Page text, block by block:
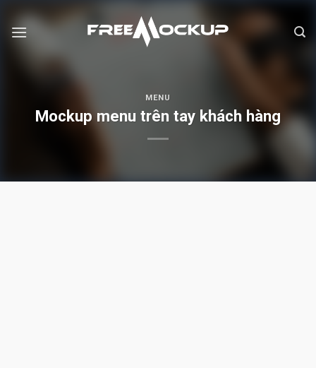
MENU
Mockup menu trên tay khách hàng